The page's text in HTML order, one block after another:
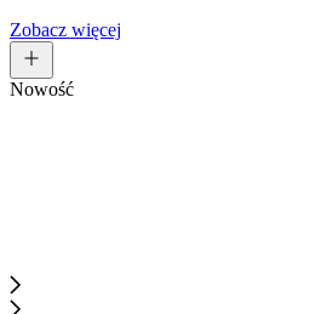
Zobacz więcej
Nowość